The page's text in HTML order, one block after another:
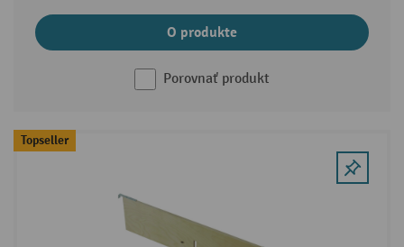
O produkte
Porovnať produkt
Topseller